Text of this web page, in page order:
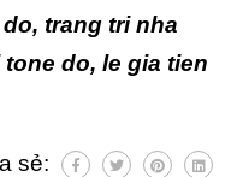
trang tri nha
do, le gia tien
sẻ: